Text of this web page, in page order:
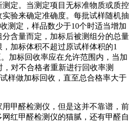
定。当测定项目无标准物质或质控
验来确定准确度。每批试样随机抽
测定，样品数少于10个时适当增加
含量而定，加标后被测组分的总量
加标体积不超过原试样体积的1
加标回收率应在允许范围内，当加
对不合格者重新进行回收率测
样做加标回收，直至总合格率大于
甲醛检测仪，但是这并不靠谱，前
红甲醛检测仪的猫腻，还有甲醛自